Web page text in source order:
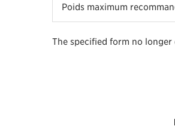
Poids maximum
The specified form no